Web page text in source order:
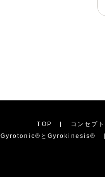
TOP コンセプト
Gyrotonic®︎とGyrokinesis®︎